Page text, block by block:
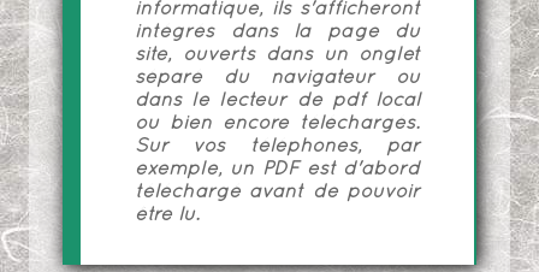
informatique, ils s'afficheront
intégrés dans la page du
site, ouverts dans un onglet
séparé du navigateur ou
dans le lecteur de pdf local
ou bien encore téléchargés.
Sur vos téléphones, par
exemple, un PDF est d'abord
téléchargé avant de pouvoir
être lu.